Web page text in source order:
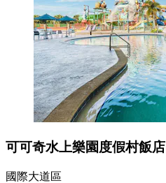
可可奇水上樂園度假村飯店
國際大道區